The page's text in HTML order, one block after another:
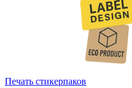
Печать стикерпаков